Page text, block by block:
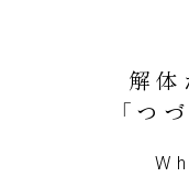
解体
「つ